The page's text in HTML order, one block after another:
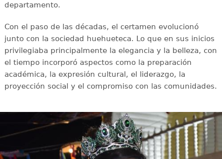
departamento.
Con el paso de las décadas, el certamen evolucionó
junto con la sociedad huehueteca. Lo que en sus inicios
privilegiaba principalmente la elegancia y la belleza, con
el tiempo incorporó aspectos como la preparación
académica, la expresión cultural, el liderazgo, la
proyección social y el compromiso con las comunidades.